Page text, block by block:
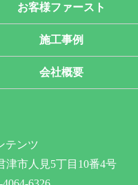
お客様ファースト
施工事例
会社概要
テンツ
津市人見5丁目10番4号